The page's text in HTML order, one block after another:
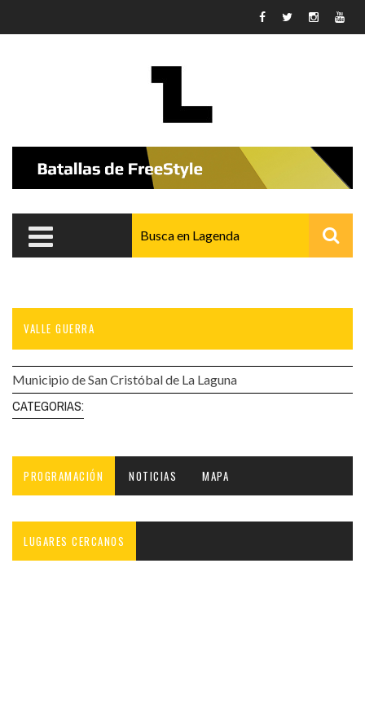
VALLE GUERRA
Municipio de San Cristóbal de La Laguna
CATEGORIAS:
PROGRAMACIÓN NOTICIAS MAPA
LUGARES CERCANOS